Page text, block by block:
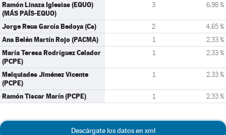
Ramón Linaza Iglesias (EQUO)
(MÁS PAÍS-EQUO)
3 6,98 %
Jorge Reus García Bedoya (Cs) 2 4,65 %
Ana Belén Martín Rojo (PACMA) 1 2,33 %
María Teresa Rodríguez Celador
(PCPE)
1 2,33 %
Melquiades Jiménez Vicente
(PCPE)
1 2,33 %
Ramón Tiscar Marín (PCPE) 1 2,33 %
Descárgate los datos en xml